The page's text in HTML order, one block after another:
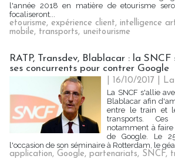
l'année 2018 en matière de etourisme
focaliseront...
etourisme, expérience client, intelligence
mobile, transports, uneitourisme
RATP, Transdev, Blablacar : la
ses concurrents pour contrer Google
| 16/10/2017
La
La SNCF s'allie
Blablacar afin
entre le train et
transports.
notamment à
de Google. Le
l'occasion de son séminaire à Rotterdam, le
application, Google, partenariats, SNCF,